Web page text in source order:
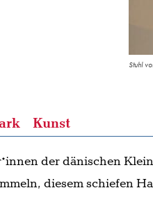
Stuhl
Kunst
der dänischen
diesem schiefen